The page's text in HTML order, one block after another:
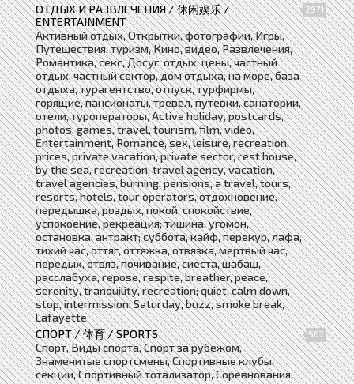
ОТДЫХ И РАЗВЛЕЧЕНИЯ / 休闲娱乐 /
ENTERTAINMENT
2971
Активный отдых, Открытки, фотографии, Игры,
Путешествия, туризм, Кино, видео, Развлечения,
Романтика, секс, Досуг, отдых, цены, частный
отдых, частный сектор, дом отдыха, на море, база
отдыха, турагентство, отпуск, турфирмы,
горящие, пансионаты, тревел, путевки, санатории,
отели, туроператоры, Active holiday, postcards,
photos, games, travel, tourism, film, video,
Entertainment, Romance, sex, leisure, recreation,
prices, private vacation, private sector, rest house,
by the sea, recreation, travel agency, vacation,
travel agencies, burning, pensions, a travel, tours,
resorts, hotels, tour operators, отдохновение,
передышка, роздых, покой, спокойствие,
успокоение, рекреация; тишина, угомон,
остановка, антракт; суббота, кайф, перекур, лафа,
тихий час, оттяг, оттяжка, отвязка, мертвый час,
передых, отвяз, почивание, сиеста, шабаш,
расслабуха, repose, respite, breather, peace,
serenity, tranquility, recreation; quiet, calm down,
stop, intermission; Saturday, buzz, smoke break,
Lafayette
СПОРТ / 体育 / SPORTS
567
Спорт, Виды спорта, Спорт за рубежом,
Знаменитые спортсмены, Спортивные клубы,
секции, Спортивный тотализатор, Соревнования,